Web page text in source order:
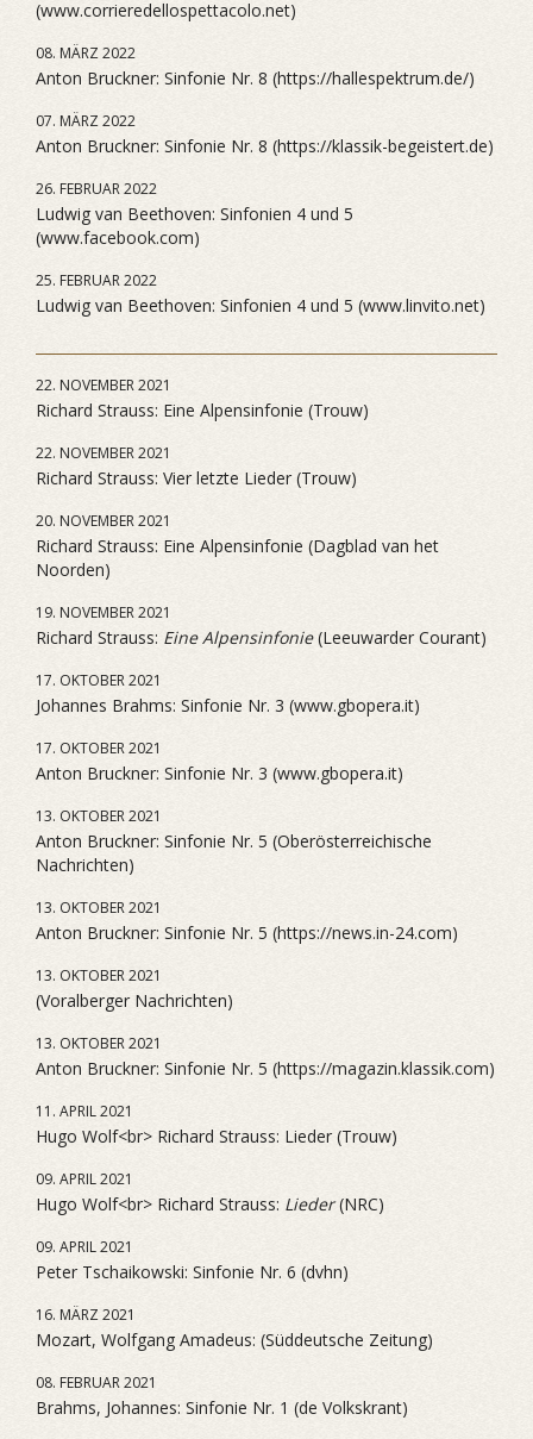
(www.corrieredellospettacolo.net)
08. MÄRZ 2022
Anton Bruckner: Sinfonie Nr. 8 (https://hallespektrum.de/)
07. MÄRZ 2022
Anton Bruckner: Sinfonie Nr. 8 (https://klassik-begeistert.de)
26. FEBRUAR 2022
Ludwig van Beethoven: Sinfonien 4 und 5
(www.facebook.com)
25. FEBRUAR 2022
Ludwig van Beethoven: Sinfonien 4 und 5 (www.linvito.net)
22. NOVEMBER 2021
Richard Strauss: Eine Alpensinfonie (Trouw)
22. NOVEMBER 2021
Richard Strauss: Vier letzte Lieder (Trouw)
20. NOVEMBER 2021
Richard Strauss: Eine Alpensinfonie (Dagblad van het
Noorden)
19. NOVEMBER 2021
Richard Strauss: Eine Alpensinfonie(Leeuwarder Courant)
17. OKTOBER 2021
Johannes Brahms: Sinfonie Nr. 3 (www.gbopera.it)
17. OKTOBER 2021
Anton Bruckner: Sinfonie Nr. 3 (www.gbopera.it)
13. OKTOBER 2021
Anton Bruckner: Sinfonie Nr. 5 (Oberösterreichische
Nachrichten)
13. OKTOBER 2021
Anton Bruckner: Sinfonie Nr. 5 (https://news.in-24.com)
13. OKTOBER 2021
(Voralberger Nachrichten)
13. OKTOBER 2021
Anton Bruckner: Sinfonie Nr. 5 (https://magazin.klassik.com)
11. APRIL 2021
Hugo Wolf<br> Richard Strauss: Lieder (Trouw)
09. APRIL 2021
Hugo Wolf<br> Richard Strauss: Lieder(NRC)
09. APRIL 2021
Peter Tschaikowski: Sinfonie Nr. 6 (dvhn)
16. MÄRZ 2021
Mozart, Wolfgang Amadeus: (Süddeutsche Zeitung)
08. FEBRUAR 2021
Brahms, Johannes: Sinfonie Nr. 1 (de Volkskrant)